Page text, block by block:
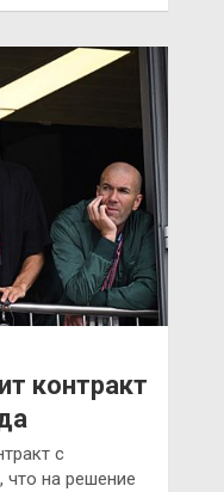
контракт
с
на решение